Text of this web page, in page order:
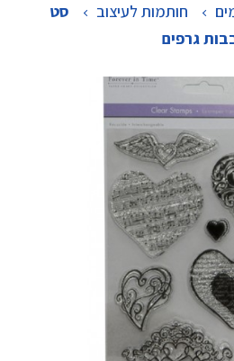
> חותמות לעיצוב >
סט
גרפים